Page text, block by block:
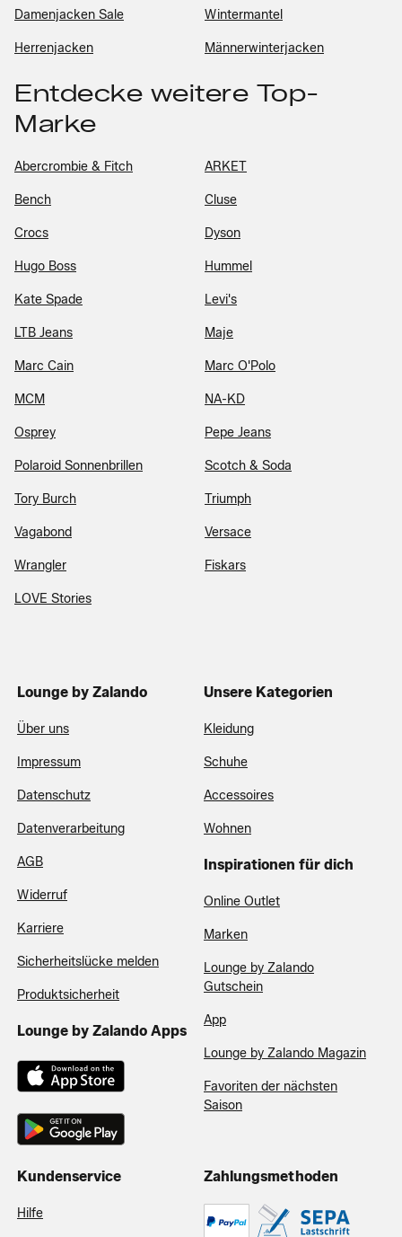
Damenjacken Sale Wintermantel
Herrenjacken Männerwinterjacken
Entdecke weitere Top-
Marke
Abercrombie & Fitch ARKET
Bench Cluse
Crocs Dyson
Hugo Boss Hummel
Kate Spade Levi's
LTB Jeans Maje
Marc Cain Marc O'Polo
MCM NA-KD
Osprey Pepe Jeans
Polaroid Sonnenbrillen Scotch & Soda
Tory Burch Triumph
Vagabond Versace
Wrangler Fiskars
LOVE Stories
Lounge by Zalando
Über uns
Impressum
Datenschutz
Datenverarbeitung
AGB
Widerruf
Karriere
Sicherheitslücke melden
Produktsicherheit
Lounge by Zalando Apps
Unsere Kategorien
Kleidung
Schuhe
Accessoires
Wohnen
Inspirationen für dich
Online Outlet
Marken
Lounge by Zalando
Gutschein
App
Lounge by Zalando Magazin
Favoriten der nächsten
Saison
Kundenservice
Hilfe
Zahlungsmethoden